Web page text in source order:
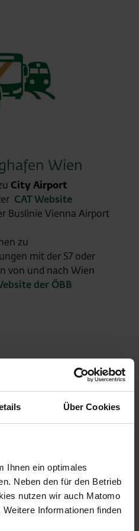
Über Cookies
Ihnen ein optimales
Neben den für den Betrieb
nutzen wir auch Matomo
Informationen finden
Wien
City Airport
CAT Website
Buslinie Vienna Airport
zu
mit der S7 oder
von und nach Wien
der ÖBB